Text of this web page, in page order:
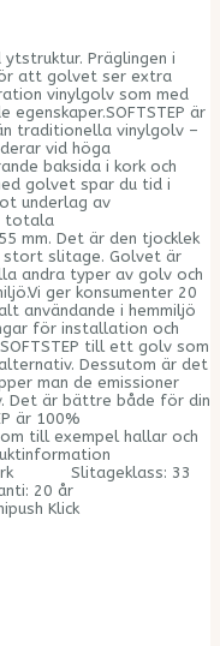
ytstruktur. Präglingen i
att golvet ser extra
vinylgolv som med
är
traditionella vinylgolv –
vid höga
baksida i kork och
golvet spar du tid i
underlag av
totala
mm. Det är den tjocklek
stort slitage. Golvet är
andra typer av golv och
ger konsumenter 20
användande i hemmiljö
för installation och
till ett golv som
Dessutom är det
man de emissioner
Det är bättre både för din
är 100%
till exempel hallar och
Slitageklass: 33
20 år
Klick